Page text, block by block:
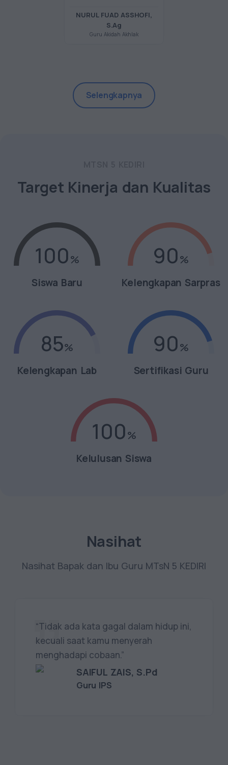
NURUL FUAD ASSHOFI,
S.Ag
Guru Akidah Akhlak
Selengkapnya
Target Kinerja dan Kualitas
100
Siswa Baru
90
Kelengkapan Sarpras
85
Kelengkapan Lab
90
Sertifikasi Guru
100
Kelulusan Siswa
Nasihat
Nasihat Bapak dan Ibu Guru MTsN 5 KEDIRI
“Tidak ada kata gagal dalam hidup ini,
kecuali saat kamu menyerah
menghadapi cobaan.”
SAIFUL ZAIS, S.Pd
Guru IPS